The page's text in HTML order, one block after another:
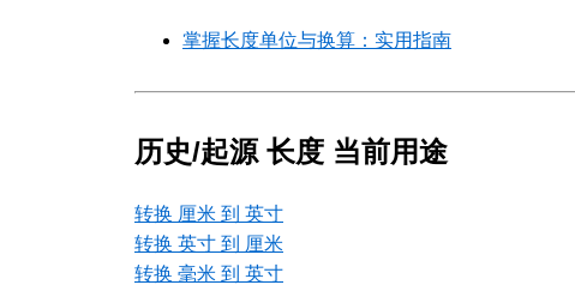
掌握长度单位与换算：实用指南
历史/起源 长度 当前用途
转换 厘米 到 英寸
转换 英寸 到 厘米
转换 毫米 到 英寸